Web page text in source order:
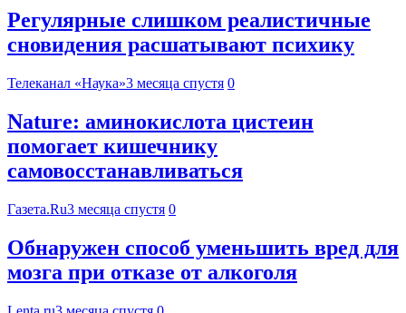
Регулярные слишком реалистичные
сновидения расшатывают психику
Телеканал «Наука»3 месяца спустя 0
Nature: аминокислота цистеин
помогает кишечнику
самовосстанавливаться
Газета.Ru3 месяца спустя 0
Обнаружен способ уменьшить вред для
мозга при отказе от алкоголя